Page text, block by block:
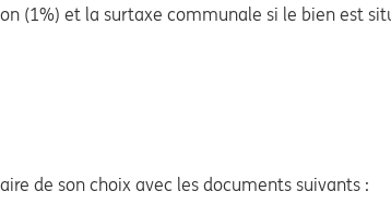
(1%) et la surtaxe communale si le bien est
de son choix avec les documents suivants :